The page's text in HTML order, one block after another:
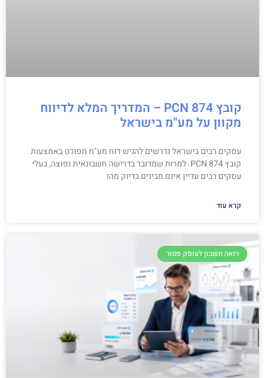
קובץ PCN 874 – המדריך המלא לדיווח
מקוון על מע"מ בישראל
עסקים רבים בישראל נדרשים להגיש דוח מע"מ מפורט באמצעות
קובץ PCN 874. למרות שמדובר בדרישה חשבונאית נפוצה, בעלי
עסקים רבים עדיין אינם מבינים בדיוק מהו
קרא עוד
רואה חשבון לעוסק פטור